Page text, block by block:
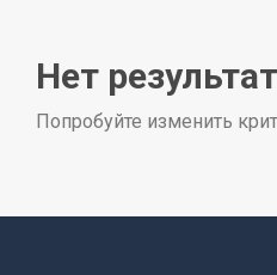
Нет
Попробуйте изменить